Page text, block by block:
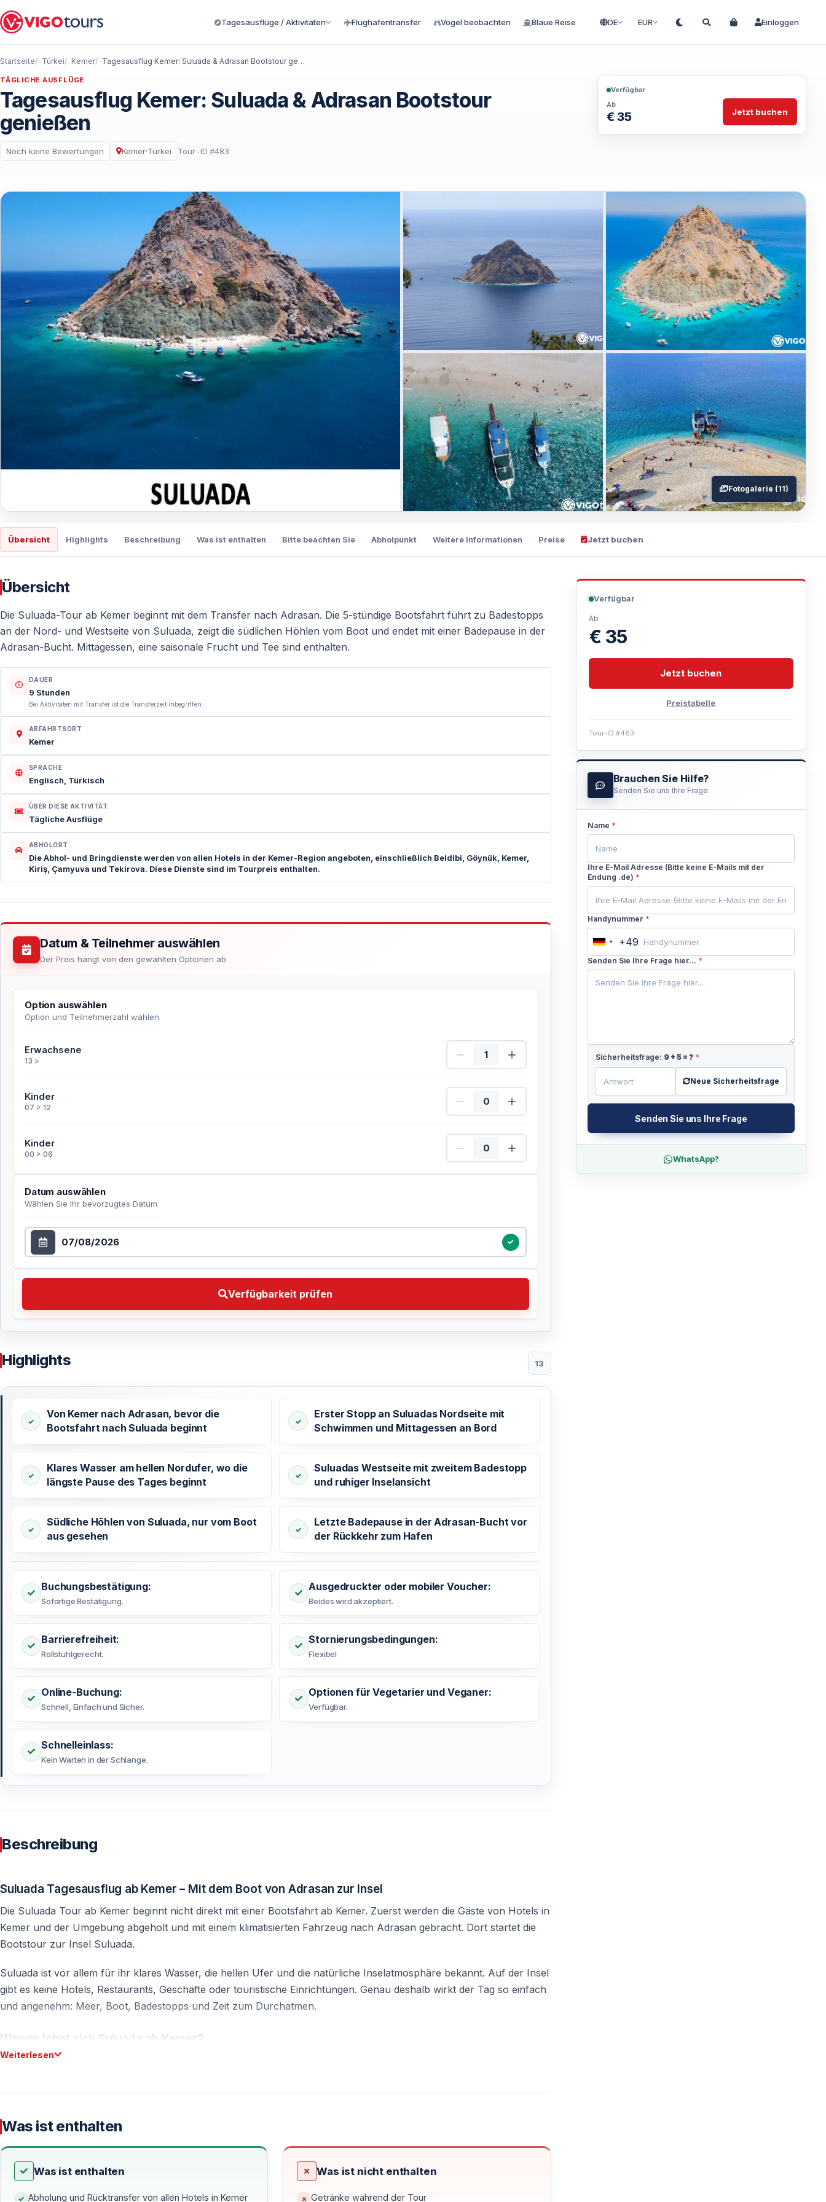
Tagesausflüge / Aktivitäten Flughafentransfer Vögel beobachten Blaue Reise DE EUR Einloggen
Startseite Türkei Kemer Tagesausflug Kemer: Suluada & Adrasan Bootstour genießen
TÄGLICHE AUSFLÜGE
Tagesausflug Kemer: Suluada & Adrasan Bootstour
genießen
Noch keine Bewertungen Kemer·Türkei Tour-ID #483
Verfügbar
Ab
€ 35 Jetzt buchen
Fotogalerie (11)
Übersicht Highlights Beschreibung Was ist enthalten Bitte beachten Sie Abholpunkt Weitere Informationen Preise Jetzt buchen
Übersicht
Die Suluada-Tour ab Kemer beginnt mit dem Transfer nach Adrasan. Die 5-stündige Bootsfahrt führt zu Badestopps
an der Nord- und Westseite von Suluada, zeigt die südlichen Höhlen vom Boot und endet mit einer Badepause in der
Adrasan-Bucht. Mittagessen, eine saisonale Frucht und Tee sind enthalten.
DAUER
9 Stunden
Bei Aktivitäten mit Transfer ist die Transferzeit inbegriffen.
ABFAHRTSORT
Kemer
SPRACHE
Englisch, Türkisch
ÜBER DIESE AKTIVITÄT
Tägliche Ausflüge
ABHOLORT
Die Abhol- und Bringdienste werden von allen Hotels in der Kemer-Region angeboten, einschließlich Beldibi, Göynük, Kemer,
Kiriş, Çamyuva und Tekirova. Diese Dienste sind im Tourpreis enthalten.
Datum & Teilnehmer auswählen
Der Preis hängt von den gewählten Optionen ab
Option auswählen
Option und Teilnehmerzahl wählen
Erwachsene
13 >
Erwachsene Menge
Kinder
07 > 12
Kinder Menge
Kinder
00 > 06
Kinder Menge
Datum auswählen
Wählen Sie Ihr bevorzugtes Datum
Datum auswählen
Verfügbarkeit prüfen
Verfügbarkeit prüfen Wählen Sie Ihr bevorzugtes Datum
Highlights 13
Von Kemer nach Adrasan, bevor die
Bootsfahrt nach Suluada beginnt
Erster Stopp an Suluadas Nordseite mit
Schwimmen und Mittagessen an Bord
Klares Wasser am hellen Nordufer, wo die
längste Pause des Tages beginnt
Suluadas Westseite mit zweitem Badestopp
und ruhiger Inselansicht
Südliche Höhlen von Suluada, nur vom Boot
aus gesehen
Letzte Badepause in der Adrasan-Bucht vor
der Rückkehr zum Hafen
Buchungsbestätigung:
Sofortige Bestätigung.
Ausgedruckter oder mobiler Voucher:
Beides wird akzeptiert.
Barrierefreiheit:
Rollstuhlgerecht.
Stornierungsbedingungen:
Flexibel
Online-Buchung:
Schnell, Einfach und Sicher.
Optionen für Vegetarier und Veganer:
Verfügbar.
Schnelleinlass:
Kein Warten in der Schlange.
Beschreibung
Suluada Tagesausflug ab Kemer – Mit dem Boot von Adrasan zur Insel
Die Suluada Tour ab Kemer beginnt nicht direkt mit einer Bootsfahrt ab Kemer. Zuerst werden die Gäste von Hotels in
Kemer und der Umgebung abgeholt und mit einem klimatisierten Fahrzeug nach Adrasan gebracht. Dort startet die
Bootstour zur Insel Suluada.
Suluada ist vor allem für ihr klares Wasser, die hellen Ufer und die natürliche Inselatmosphäre bekannt. Auf der Insel
gibt es keine Hotels, Restaurants, Geschäfte oder touristische Einrichtungen. Genau deshalb wirkt der Tag so einfach
und angenehm: Meer, Boot, Badestopps und Zeit zum Durchatmen.
Warum lohnt sich Suluada ab Kemer?
Viele Bootstouren ab Kemer bleiben in der Nähe der Kemer-Küste. Die Suluada Tour führt dagegen zuerst nach
natürlicher und stärker auf das Meer ausgerichtet.
Suluada wird vom Wasser aus erlebt
Suluada ist keine Insel für lange Spaziergänge oder einen Aufenthalt mit Strandservice. Man erlebt sie am besten
vom Boot aus. Die Badestopps an der Nord- und Westseite der Insel zeigen die klarsten Wasserfarben und die hellen
Weiterlesen
Was ist enthalten
Was ist enthalten
Abholung und Rücktransfer von allen Hotels in Kemer
Was ist nicht enthalten
Getränke während der Tour
Verfügbar
Ab
€ 35
Jetzt buchen
Preistabelle
Tour-ID #483
Brauchen Sie Hilfe?
Senden Sie uns Ihre Frage
Name *
Ihre E-Mail Adresse (Bitte keine E-Mails mit der
Endung .de) *
Handynummer *
Germany
+49
+49
Senden Sie Ihre Frage hier... *
Sicherheitsfrage: 9+ 5= ? *
Neue Sicherheitsfrage
Senden Sie uns Ihre Frage
WhatsApp?